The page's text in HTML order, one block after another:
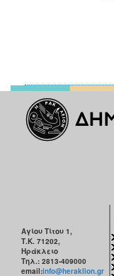
Αγίου Τίτου 1,
Τ.Κ. 71202,
Ηράκλειο
Τηλ.: 2813-409000
email:info@heraklion.gr